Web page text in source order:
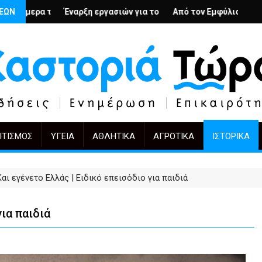
– Ο Άρμιν Βέγκνερ απέναντι στη λήθη
εργασιών για το Κέντρο Ημέρας Ολικής Φροντίδας στην Καστοριά
Από τον Εμφύλιο στην Πόλωση: το ίδιο
KIFF 51: Η εικόνα
ΥΓΕΊΑ ΑΘΛΗΤΙΚΆ ΑΓΡΟΤΙΚΆ ΙΣΤΟΡΙΚΆ
εγένετο Ελλάς | Ειδικό επεισόδιο για παιδιά
παιδιά